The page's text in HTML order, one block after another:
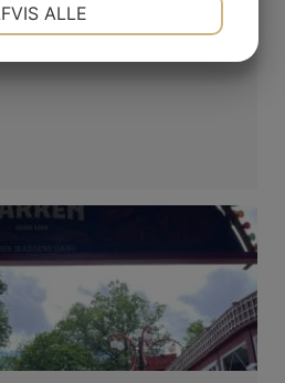
vi Christiansborg. Vi følte os
ALLE